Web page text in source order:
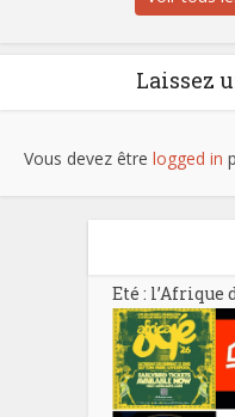
Laissez
Vous devez être logged in
Eté : l’Afrique